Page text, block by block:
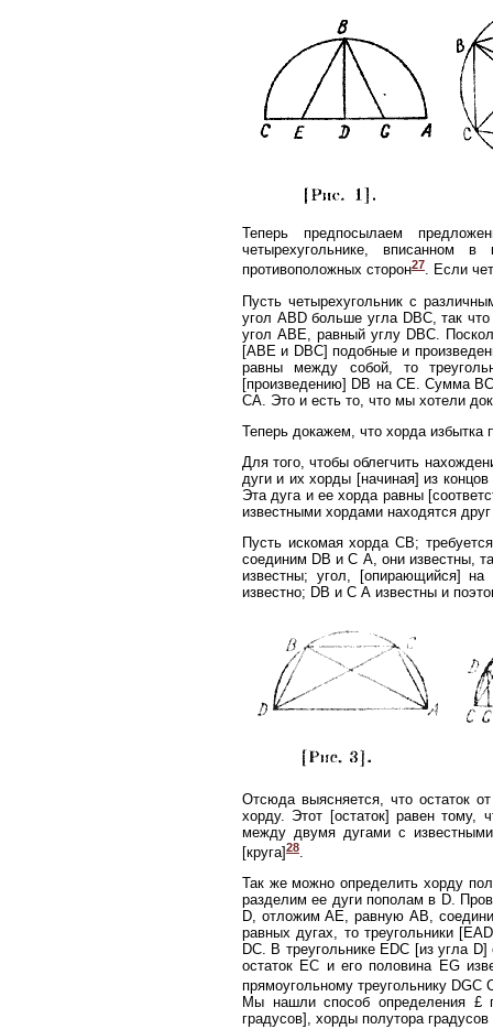
Теперь предпосылаем
четырехугольнике, вписанном
противоположных сторон27. Если
Пусть четырехугольник с
угол ABD больше угла DBC, так
угол ABE, равный углу DBC.
[ABE и DBC] подобные и
равны между собой, то
[произведению] DB на СЕ. Сумма
СА. Это и есть то, что мы хотели
Теперь докажем, что хорда избытка
Для того, чтобы облегчить
дуги и их хорды [начиная] из
Эта дуга и ее хорда равны
известными хордами находятся
Пусть искомая хорда СВ;
соединим DB и С А, они известны,
известны; угол, [опирающийся]
известно; DB и С А известны и
Отсюда выясняется, что остаток
хорду. Этот [остаток] равен тому,
между двумя дугами с
[круга]28
Так же можно определить хорду
разделим ее дуги пополам в D.
D, отложим АЕ, равную АВ,
равных дугах, то треугольники
DC. В треугольнике EDC [из угла
остаток ЕС и его половина EG
прямоугольному треугольнику
Мы нашли способ определения £
градусов], хорды полутора